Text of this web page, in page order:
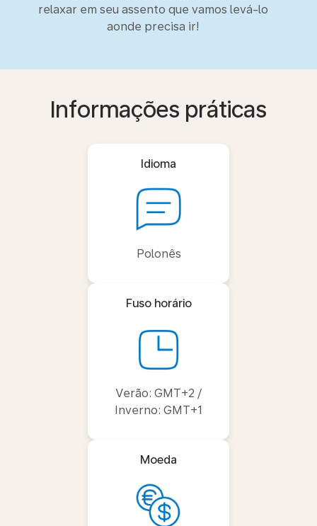
relaxar em seu assento que vamos levá-lo
aonde precisa ir!
Informações práticas
Idioma
Polonês
Fuso horário
Verão: GMT+2 /
Inverno: GMT+1
Moeda